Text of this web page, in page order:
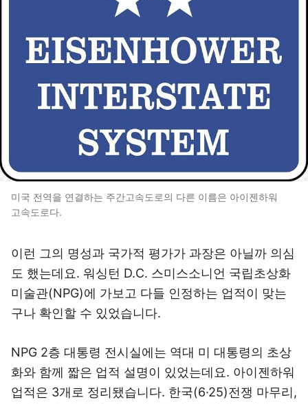
미국 전역을 연결하는 주간고속도로의 다른 이름은 아이젠하워
고속도로다.
이런 그의 명성과 국가적 평가가 과장은 아닐까 의심
도 했는데요. 워싱턴 D.C. 스미스소니언 국립초상화
미술관(NPG)에 가보고 다들 인정하는 업적이 맞는
구나 확인할 수 있었습니다.
NPG 2층 대통령 전시실에는 역대 미 대통령의 초상
화와 함께 짧은 업적 설명이 있었는데요. 아이젠하워
업적은 3개로 정리됐습니다. 한국(6·25)전쟁 마무리,